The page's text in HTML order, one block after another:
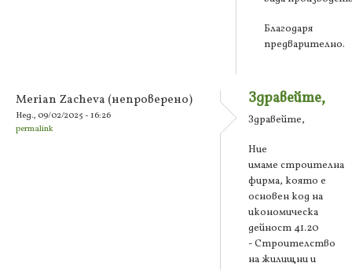
Благодаря
предварително.
Merian Zacheva (непроверено)
Нед., 09/02/2025 - 16:26
permalink
Здравейте,
Здравейте,
Ние
имаме строителна
фирма, която е
основен код на
икономическа
дейност 41.20
- Строителство
на жилищни и